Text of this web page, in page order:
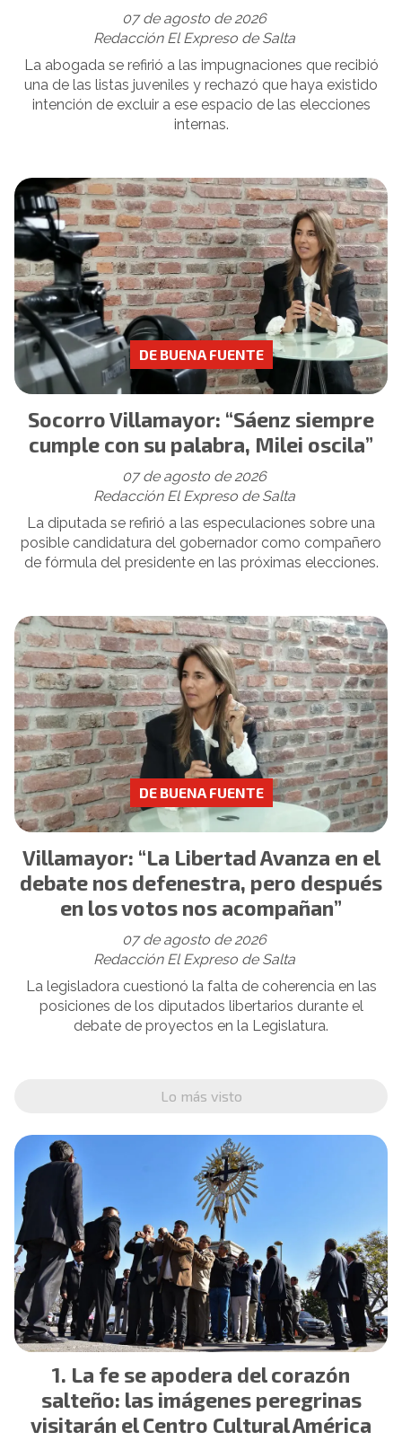
Redacción El Expreso de Salta
07 de agosto de 2026
La abogada se refirió a las impugnaciones que recibió
una de las listas juveniles y rechazó que haya existido
intención de excluir a ese espacio de las elecciones
internas.
Socorro Villamayor: “Sáenz siempre
cumple con su palabra, Milei oscila”
Redacción El Expreso de Salta
DE BUENA FUENTE
07 de agosto de 2026
La diputada se refirió a las especulaciones sobre una
posible candidatura del gobernador como compañero
de fórmula del presidente en las próximas elecciones.
Villamayor: “La Libertad Avanza en el
debate nos defenestra, pero después
en los votos nos acompañan”
Redacción El Expreso de Salta
DE BUENA FUENTE
07 de agosto de 2026
La legisladora cuestionó la falta de coherencia en las
posiciones de los diputados libertarios durante el
debate de proyectos en la Legislatura.
Lo más visto
La fe se apodera del corazón
salteño: las imágenes peregrinas
visitarán el Centro Cultural América